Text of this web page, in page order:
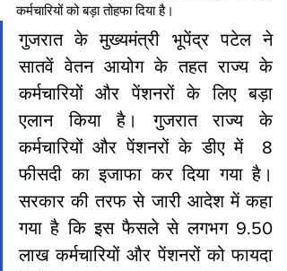
कर्मचारियों को बड़ा तोहफा दिया है।
गुजरात के मुख्यमंत्री भूपेंद्र पटेल ने
सातवें वेतन आयोग के तहत राज्य के
कर्मचारियों और पेंशनरों के लिए बड़ा
एलान किया है। गुजरात राज्य के
कर्मचारियों और पेंशनरों के डीए में  8
फीसदी का इजाफा कर दिया गया है।
सरकार की तरफ से जारी आदेश में कहा
गया है कि इस फैसले से लगभग 9.50
लाख कर्मचारियों और पेंशनरों को फायदा